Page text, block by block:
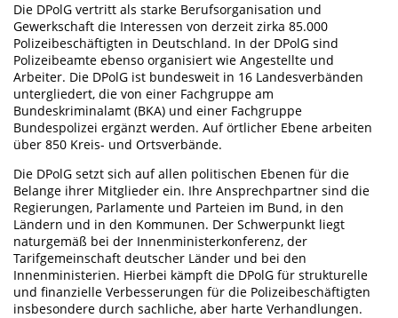
Die DPolG vertritt als starke Berufsorganisation und
Gewerkschaft die Interessen von derzeit zirka 85.000
Polizeibeschäftigten in Deutschland. In der DPolG sind
Polizeibeamte ebenso organisiert wie Angestellte und
Arbeiter. Die DPolG ist bundesweit in 16 Landesverbänden
untergliedert, die von einer Fachgruppe am
Bundeskriminalamt (BKA) und einer Fachgruppe
Bundespolizei ergänzt werden. Auf örtlicher Ebene arbeiten
über 850 Kreis- und Ortsverbände.
Die DPolG setzt sich auf allen politischen Ebenen für die
Belange ihrer Mitglieder ein. Ihre Ansprechpartner sind die
Regierungen, Parlamente und Parteien im Bund, in den
Ländern und in den Kommunen. Der Schwerpunkt liegt
naturgemäß bei der Innenministerkonferenz, der
Tarifgemeinschaft deutscher Länder und bei den
Innenministerien. Hierbei kämpft die DPolG für strukturelle
und finanzielle Verbesserungen für die Polizeibeschäftigten
insbesondere durch sachliche, aber harte Verhandlungen.